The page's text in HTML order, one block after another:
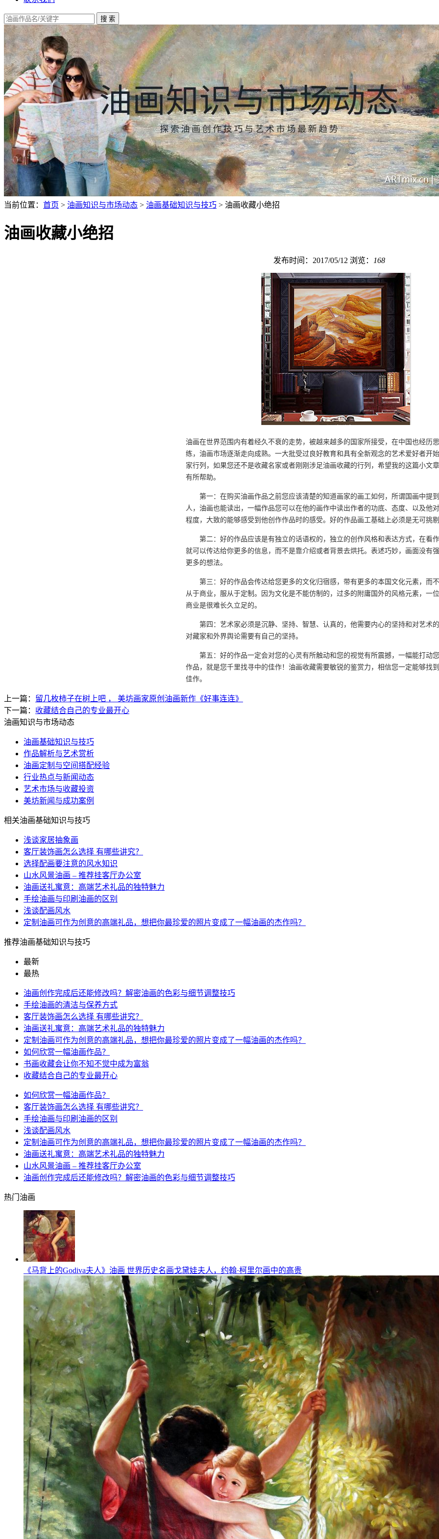
当前位置： 首页 > 油画知识与市场动态 > 油画基础知识与技巧 > 油画收藏小绝招
油画收藏小绝招
发布时间：2017/05/12 浏览： 168
油画在世界范围内有着经久不衰的走势，被越来越多的国家所接受，在中国也经历
练，油画市场逐渐走向成熟。一大批受过良好教育和具有全新观念的艺术爱好者开
家行列，如果您还不是收藏名家或者刚刚涉足油画收藏的行列，希望我的这篇小文
有所帮助。
第一：在购买油画作品之前您应该清楚的知道画家的画工如何，所谓国画中提
人，油画也能读出，一幅作品您可以在他的画作中读出作者的功底、态度、以及他
程度，大致的能够感受到他创作作品时的感受。好的作品画工基础上必须是无可挑剔
第二：好的作品应该是有独立的话语权的，独立的创作风格和表达方式，在看
就可以传达给你更多的信息，而不是靠介绍或者背景去烘托。表述巧妙，画面没有
更多的想法。
第三：好的作品会传达给您更多的文化归宿感，带有更多的本国文化元素，而
从于商业，服从于定制。因为文化是不能仿制的，过多的附庸国外的风格元素，一
商业是很难长久立足的。
第四：艺术家必须是沉静、坚持、智慧、认真的，他需要内心的坚持和对艺术
对藏家和外界舆论需要有自己的坚持。
第五：好的作品一定会对您的心灵有所触动和您的视觉有所震撼，一幅能打动
作品，就是您千里找寻中的佳作！油画收藏需要敏锐的鉴赏力，相信您一定能够找
佳作。
上一篇： 留几枚柿子在树上吧 ， 美坊画家原创油画新作《好事连连》
下一篇： 收藏结合自己的专业最开心
油画知识与市场动态
油画基础知识与技巧
作品解析与艺术赏析
油画定制与空间搭配经验
行业热点与新闻动态
艺术市场与收藏投资
美坊新闻与成功案例
相关油画基础知识与技巧
浅谈家居抽象画
客厅装饰画怎么选择 有哪些讲究？
选择配画要注意的风水知识
山水风景油画 – 推荐挂客厅办公室
油画送礼寓意：高端艺术礼品的独特魅力
手绘油画与印刷油画的区别
浅谈配画风水
定制油画可作为创意的高端礼品，想把你最珍爱的照片变成了一幅油画的杰作吗？
推荐油画基础知识与技巧
最新
最热
油画创作完成后还能修改吗？解密油画的色彩与细节调整技巧
手绘油画的清洁与保养方式
客厅装饰画怎么选择 有哪些讲究？
油画送礼寓意：高端艺术礼品的独特魅力
定制油画可作为创意的高端礼品，想把你最珍爱的照片变成了一幅油画的杰作吗？
如何欣赏一幅油画作品？
书画收藏会让你不知不觉中成为富翁
收藏结合自己的专业最开心
如何欣赏一幅油画作品？
客厅装饰画怎么选择 有哪些讲究？
手绘油画与印刷油画的区别
浅谈配画风水
定制油画可作为创意的高端礼品，想把你最珍爱的照片变成了一幅油画的杰作吗？
油画送礼寓意：高端艺术礼品的独特魅力
山水风景油画 – 推荐挂客厅办公室
油画创作完成后还能修改吗？解密油画的色彩与细节调整技巧
热门油画
《马背上的Godiva夫人》油画 世界历史名画戈黛娃夫人，约翰·柯里尔画中的高贵